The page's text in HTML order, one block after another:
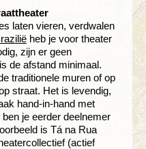
laten vieren, verdwalen
heb je voor theater
zijn er geen
de afstand minimaal.
traditionele muren of op
straat. Het is levendig,
hand-in-hand met
je eerder deelnemer
is Tá na Rua
(actief